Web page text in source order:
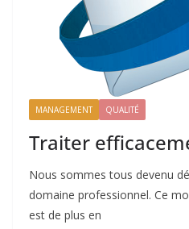
MANAGEMENT QUALITÉ
Traiter
Nous sommes tous devenu
domaine professionnel. Ce
est de plus en